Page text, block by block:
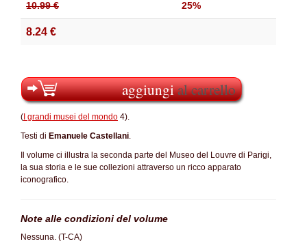
10.99 € 25%
8.24 €
aggiungial carrello
( I grandi musei del mondo 4).
Testi di Emanuele Castellani.
Il volume ci illustra la seconda parte del Museo del Louvre di Parigi,
la sua storia e le sue collezioni attraverso un ricco apparato
iconografico.
Note alle condizioni del volume
Nessuna. (T-CA)